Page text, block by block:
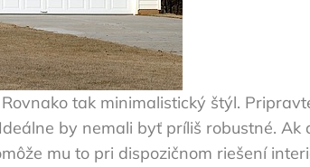
tak minimalistický štýl.
by nemali byť príliš robustné.
mu to pri dispozičnom riešení